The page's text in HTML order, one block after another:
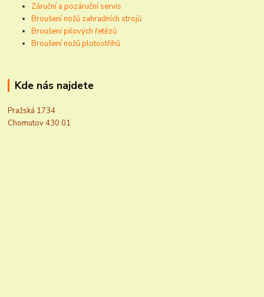
Záruční a pozáruční servis
Broušení nožů zahradních strojů
Broušení pilových řetězů
Broušení nožů plotostřihů
Kde nás najdete
Pražská 1734
Chomutov 430 01